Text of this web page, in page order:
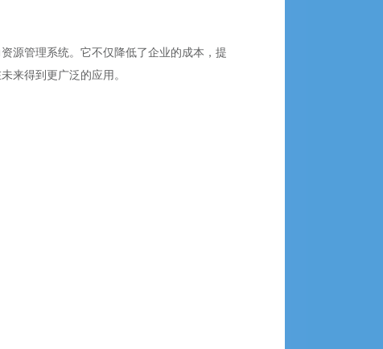
源管理系统。它不仅降低了企业的成本，提
来得到更广泛的应用。